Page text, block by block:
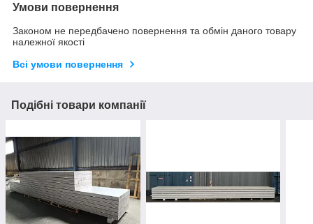
Умови повернення
Законом не передбачено повернення та обмін даного товару
належної якості
Всі умови повернення
Подібні товари компанії